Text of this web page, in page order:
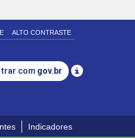
ALTO CONTRASTE
com gov.br
Indicadores